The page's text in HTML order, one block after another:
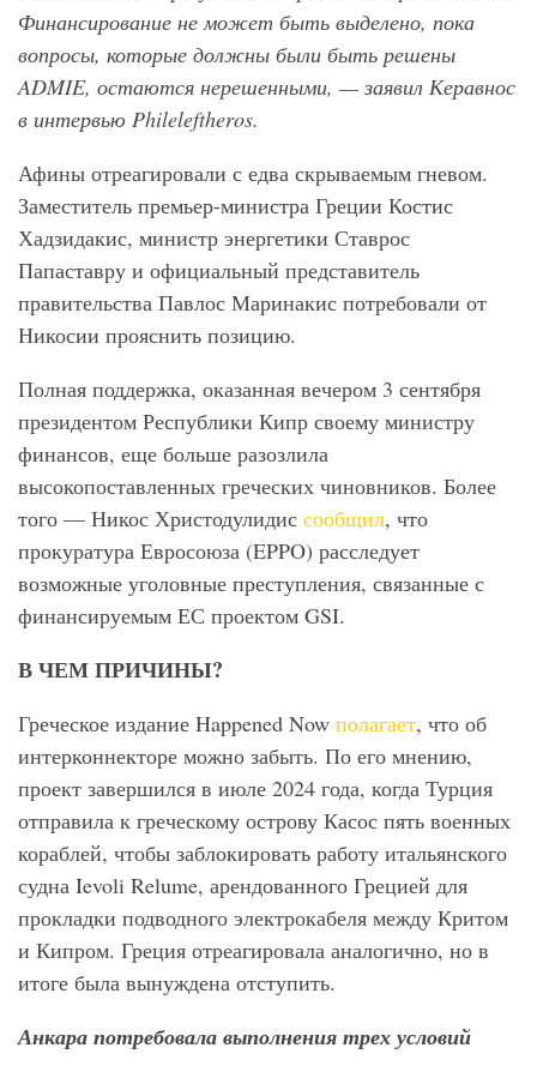
Финансирование не может быть выделено, пока
вопросы, которые должны были быть решены
ADMIE, остаются нерешенными, — заявил Керавнос
в интервью Phileleftheros.
Афины отреагировали с едва скрываемым гневом.
Заместитель премьер-министра Греции Костис
Хадзидакис, министр энергетики Ставрос
Папаставру и официальный представитель
правительства Павлос Маринакис потребовали от
Никосии прояснить позицию.
Полная поддержка, оказанная вечером 3 сентября
президентом Республики Кипр своему министру
финансов, еще больше разозлила
высокопоставленных греческих чиновников. Более
того — Никос Христодулидис сообщил, что
прокуратура Евросоюза (EPPO) расследует
возможные уголовные преступления, связанные с
финансируемым ЕС проектом GSI.
В ЧЕМ ПРИЧИНЫ?
Греческое издание Happened Now полагает, что об
интерконнекторе можно забыть. По его мнению,
проект завершился в июле 2024 года, когда Турция
отправила к греческому острову Касос пять военных
кораблей, чтобы заблокировать работу итальянского
судна Ievoli Relume, арендованного Грецией для
прокладки подводного электрокабеля между Критом
и Кипром. Греция отреагировала аналогично, но в
итоге была вынуждена отступить.
Анкара потребовала выполнения трех условий